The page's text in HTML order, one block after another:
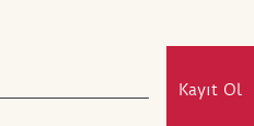
Kayıt Ol